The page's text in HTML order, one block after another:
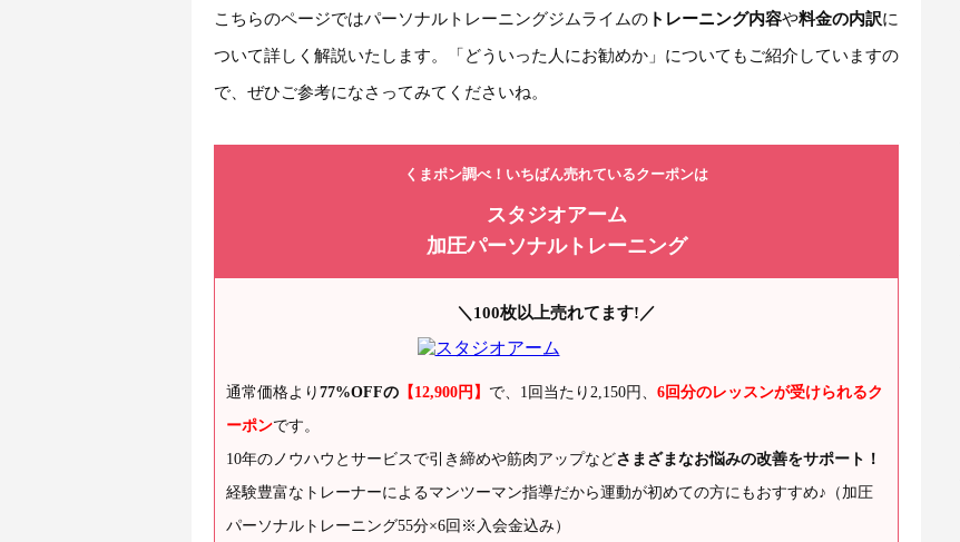
こちらのページではパーソナルトレーニングジムライムの トレーニング内容や料金の内訳に
ついて詳しく解説いたします。「どういった人にお勧めか」についてもご紹介していますの
で、ぜひご参考になさってみてくださいね。
くまポン調べ！いちばん売れているクーポンは
スタジオアーム
加圧パーソナルトレーニング
＼100枚以上売れてます!／
通常価格より 77%OFFの 【12,900円】 で、1回当たり2,150円、 6回分のレッスンが受けられるク
ーポンです。
10年のノウハウとサービスで引き締めや筋肉アップなどさまざまなお悩みの改善をサポート！
経験豊富なトレーナーによるマンツーマン指導だから運動が初めての方にもおすすめ♪（加圧
パーソナルトレーニング55分×6回※入会金込み）